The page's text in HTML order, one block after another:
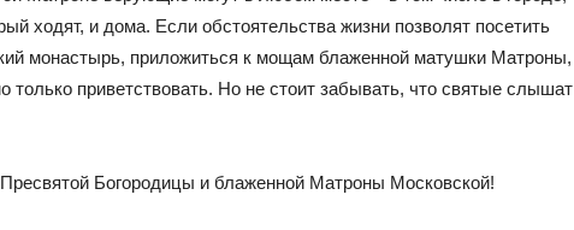
ходят, и дома. Если обстоятельства жизни позволят посетить
монастырь, приложиться к мощам блаженной матушки Матроны,
приветствовать. Но не стоит забывать, что святые слышат
Богородицы и блаженной Матроны Московской!